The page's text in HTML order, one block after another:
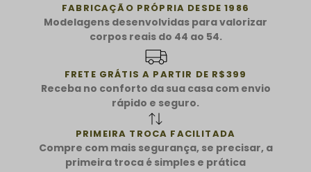
FABRICAÇÃO PRÓPRIA DESDE 1986
Modelagens desenvolvidas para valorizar
corpos reais do 44 ao 54.
FRETE GRÁTIS A PARTIR DE R$399
Receba no conforto da sua casa com envio
rápido e seguro.
PRIMEIRA TROCA FACILITADA
Compre com mais segurança, se precisar, a
primeira troca é simples e prática